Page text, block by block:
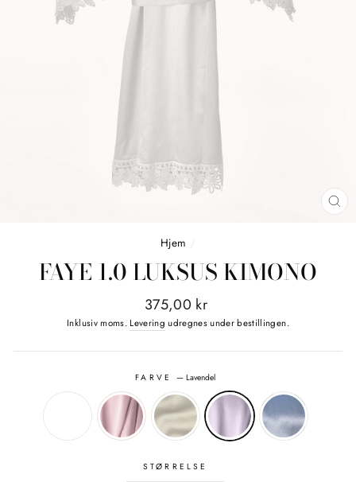
Hjem /
FAYE 1.0 LUKSUS KIMONO
Normalpris
375,00 kr
Inklusiv moms. Levering udregnes under bestillingen.
FARVE — Lavendel
STØRRELSE